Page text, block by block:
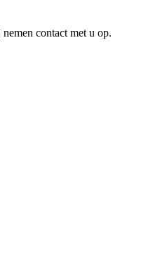
contact met u op.